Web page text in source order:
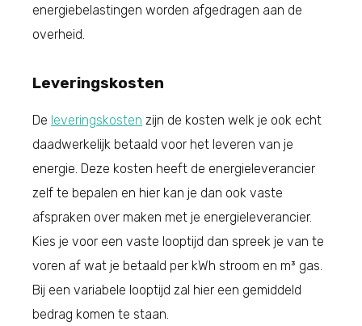
energiebelastingen worden afgedragen aan de
overheid.
Leveringskosten
De leveringskosten zijn de kosten welk je ook echt
daadwerkelijk betaald voor het leveren van je
energie. Deze kosten heeft de energieleverancier
zelf te bepalen en hier kan je dan ook vaste
afspraken over maken met je energieleverancier.
Kies je voor een vaste looptijd dan spreek je van te
voren af wat je betaald per kWh stroom en m³ gas.
Bij een variabele looptijd zal hier een gemiddeld
bedrag komen te staan.